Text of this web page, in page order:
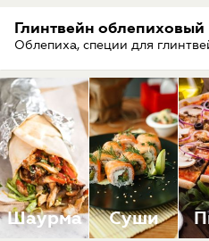
Глинтвейн облепиховый
Облепиха, специи для
Шаурма Суши